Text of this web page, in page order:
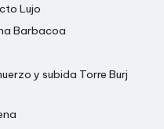
Lujo
Barbacoa
y subida Torre Burj